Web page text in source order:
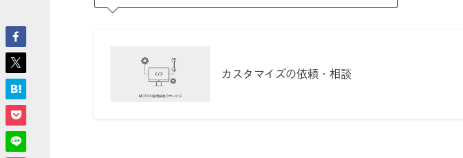
カスタマイズの依頼・相談